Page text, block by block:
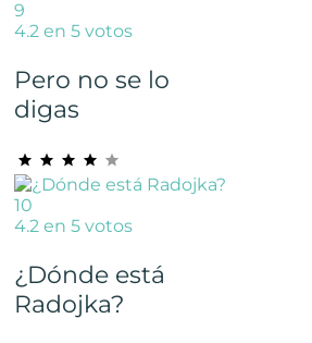
9
4.2 en 5 votos
Pero no se lo
digas
10
4.2 en 5 votos
¿Dónde está
Radojka?